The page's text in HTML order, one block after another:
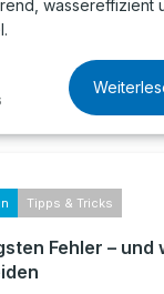
wassereffizient
Tipps & Tricks
Fehler – und